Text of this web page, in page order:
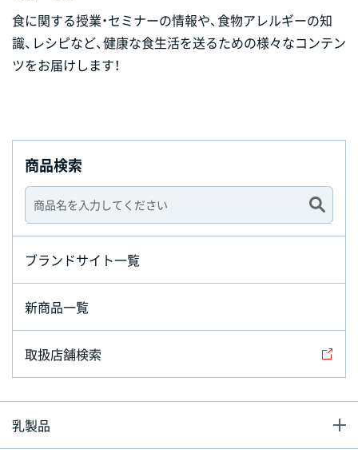
食に関する授業・セミナーの情報や、食物アレルギーの知
識、レシピなど、健康な食生活を送るための様々なコンテン
ツをお届けします！
商品検索
ブランドサイト一覧
新商品一覧
取扱店舗検索
乳製品